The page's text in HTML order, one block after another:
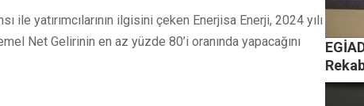
ile yatırımcılarının ilgisini çeken Enerjisa Enerji, 2024 yılı
Net Gelirinin en az yüzde 80’i oranında yapacağını